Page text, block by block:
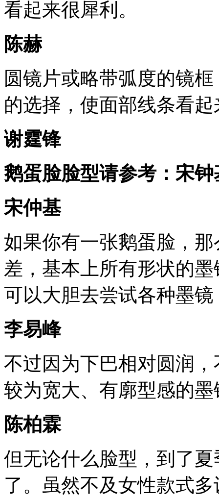
看起来很犀利。
陈赫
圆镜片或略带弧度的镜
的选择，使面部线条看
谢霆锋
鹅蛋脸脸型请参考：宋
宋仲基
如果你有一张鹅蛋脸，
差，基本上所有形状的
可以大胆去尝试各种墨
李易峰
不过因为下巴相对圆润
较为宽大、有廓型感的
陈柏霖
但无论什么脸型，到了
了。虽然不及女性款式